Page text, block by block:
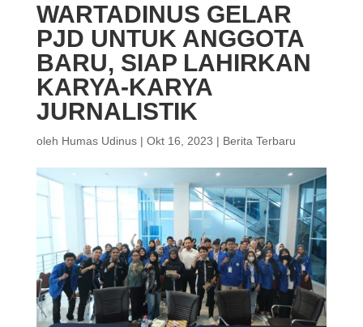
WARTADINUS GELAR
PJD UNTUK ANGGOTA
BARU, SIAP LAHIRKAN
KARYA-KARYA
JURNALISTIK
oleh Humas Udinus| Okt 16, 2023 | Berita Terbaru